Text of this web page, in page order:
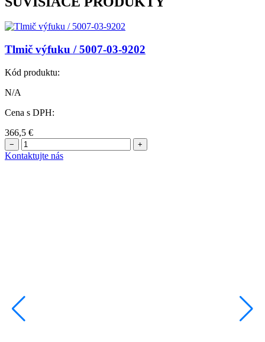
Tlmič výfuku / 5007-03-9202
Kód produktu:
N/A
Cena s DPH:
366,5 €
− +
Kontaktujte nás